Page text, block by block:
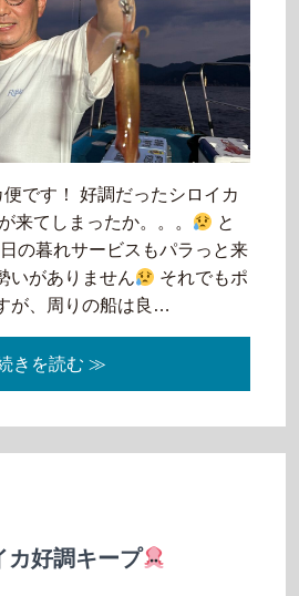
便です！ 好調だったシロイカ
来てしまったか。。。
と
日の暮れサービスもパラっと来
いがありません
それでもポ
が、周りの船は良…
きを読む ≫
カ好調キープ